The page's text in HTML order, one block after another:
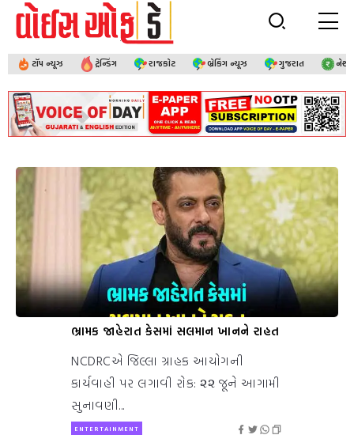
ટૉપ ન્યૂઝ ટ્રેન્ડિંગ રાજકોટ બ્રેકિંગ ન્યૂઝ ગુજરાત
ભ્રામક જાહેરાત કેસમાં સલમાન ખાનને રાહત
NCDRCએ જિલ્લા ગ્રાહક આયોગની
કાર્યવાહી પર લગાવી રોક: ૨૨ જૂને આગામી
સુનાવણી...
ENTERTAINMENT